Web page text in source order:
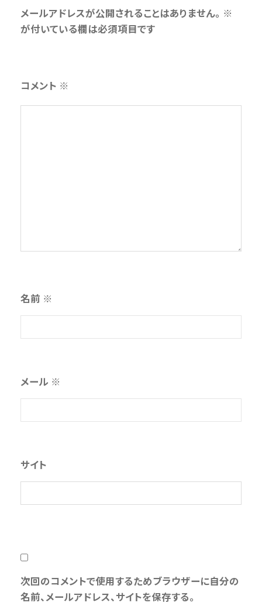
メールアドレスが公開されることはありません。 ※
が付いている欄は必須項目です
コメント ※
名前 ※
メール ※
サイト
次回のコメントで使用するためブラウザーに自分の
名前、メールアドレス、サイトを保存する。